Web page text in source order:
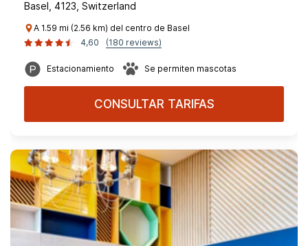
Basel, 4123, Switzerland
A 1.59 mi (2.56 km) del centro de Basel
4,60
(180 reviews)
Estacionamiento Se permiten mascotas
CONSULTAR TARIFAS